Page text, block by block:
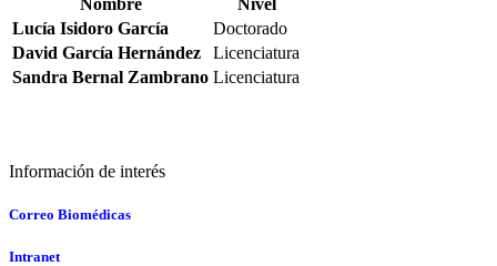
Nombre
Nivel
Lucía Isidoro García
Doctorado
David García Hernández
Licenciatura
Sandra Bernal Zambrano Licenciatura
Información de interés
Correo Biomédicas
Intranet